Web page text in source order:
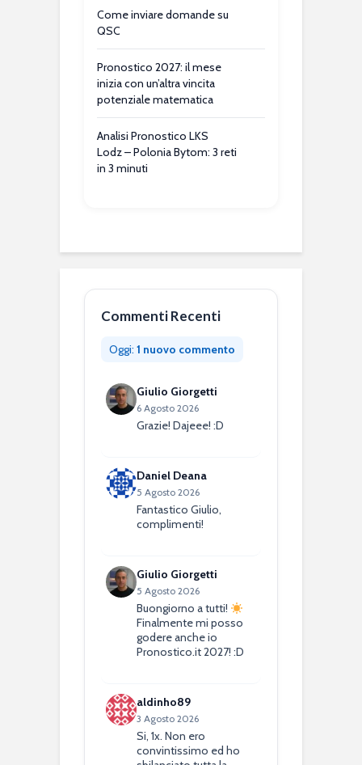
Come inviare domande su
QSC
Pronostico 2027: il mese
inizia con un’altra vincita
potenziale matematica
Analisi Pronostico LKS
Lodz – Polonia Bytom: 3 reti
in 3 minuti
Commenti Recenti
Oggi: 1 nuovo commento
Giulio Giorgetti
6 Agosto 2026
Grazie! Dajeee! :D
Daniel Deana
5 Agosto 2026
Fantastico Giulio,
complimenti!
Giulio Giorgetti
5 Agosto 2026
Buongiorno a tutti!
Finalmente mi posso
godere anche io
Pronostico.it 2027! :D
aldinho89
3 Agosto 2026
Si, 1x. Non ero
convintissimo ed ho